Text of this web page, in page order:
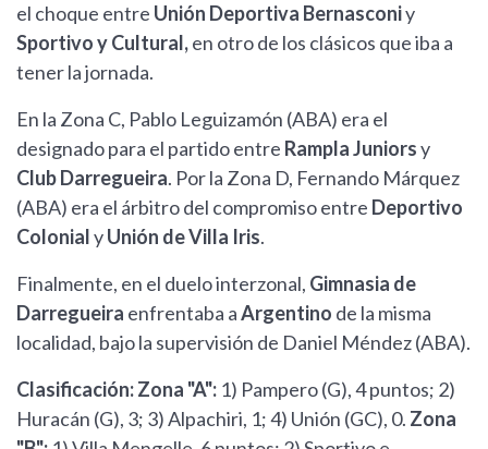
el choque entre Unión Deportiva Bernasconiy
Sportivo y Cultural,en otro de los clásicos que iba a
tener la jornada.
En la Zona C, Pablo Leguizamón (ABA) era el
designado para el partido entre Rampla Juniorsy
Club Darregueira. Por la Zona D, Fernando Márquez
(ABA) era el árbitro del compromiso entre Deportivo
ColonialyUnión de Villa Iris.
Finalmente, en el duelo interzonal, Gimnasia de
Darregueira enfrentaba aArgentino de la misma
localidad, bajo la supervisión de Daniel Méndez (ABA).
Clasificación: Zona "A": 1) Pampero (G), 4 puntos; 2)
Huracán (G), 3; 3) Alpachiri, 1; 4) Unión (GC), 0. Zona